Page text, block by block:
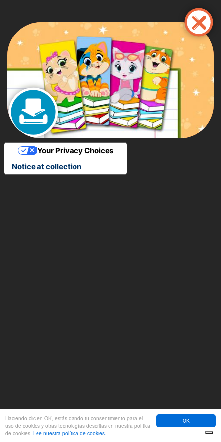
OK
Haciendo clic en OK, estás dando tu consentimiento para el
uso de cookies y otras tecnologías descritas en nuestra política
de cookies. Lee nuestra política de cookies.
contenido
principal
Notice at collection
Your Privacy Choices